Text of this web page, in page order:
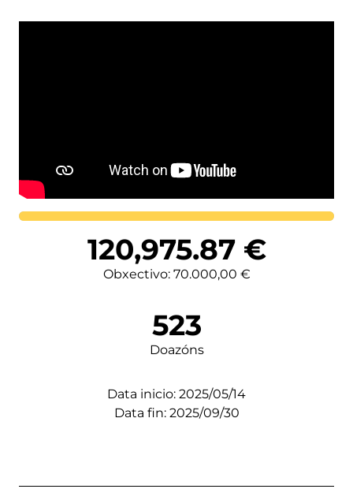
Lortutakoa
120,975.87€
Obxectivo: 70.000,00 €
523
Doazóns
Data inicio: 2025/05/14
Data fin: 2025/09/30